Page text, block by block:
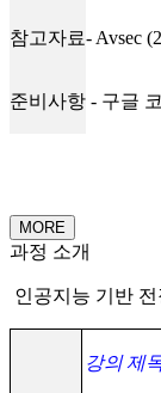
참고자료- Avsec
준비사항 - 구글
MORE
과정 소개
인공지능 기반
강의 제